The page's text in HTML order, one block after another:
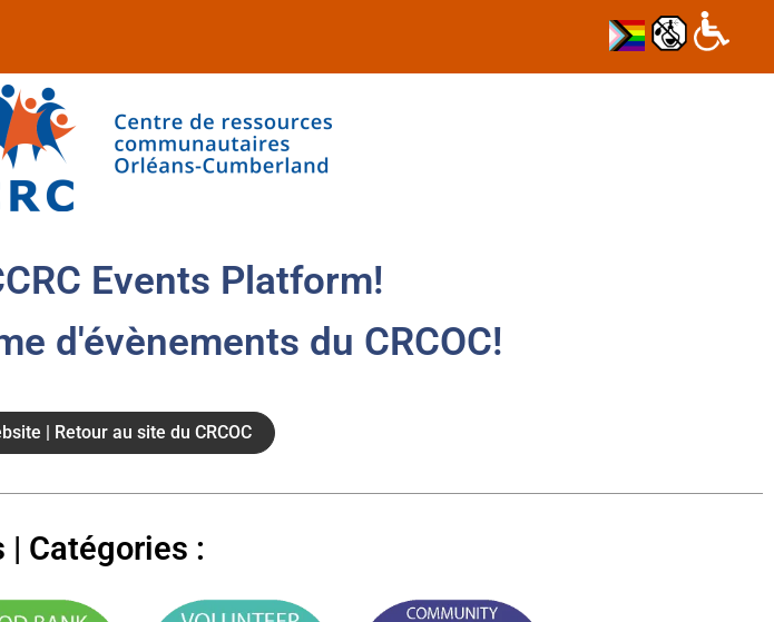
Events Platform!
d'évènements du CRCOC!
| Retour au site du CRCOC
| Catégories :